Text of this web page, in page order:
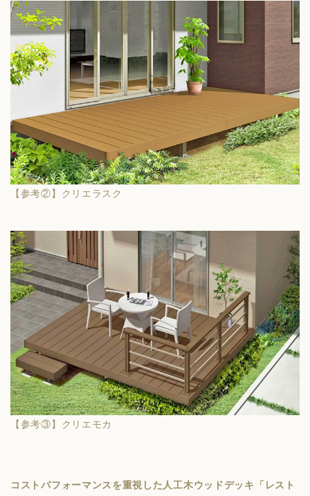
【参考②】クリエラスク
【参考③】クリエモカ
コストパフォーマンスを重視した人工木ウッドデッキ「レスト